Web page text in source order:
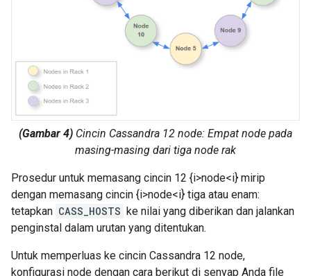
(Gambar 4) Cincin Cassandra 12 node: Empat node pada
masing-masing dari tiga node rak
Prosedur untuk memasang cincin 12 {i>node<i} mirip
dengan memasang cincin {i>node<i} tiga atau enam:
tetapkan CASS_HOSTS ke nilai yang diberikan dan jalankan
penginstal dalam urutan yang ditentukan.
Untuk memperluas ke cincin Cassandra 12 node,
konfigurasi node dengan cara berikut di senyap Anda file